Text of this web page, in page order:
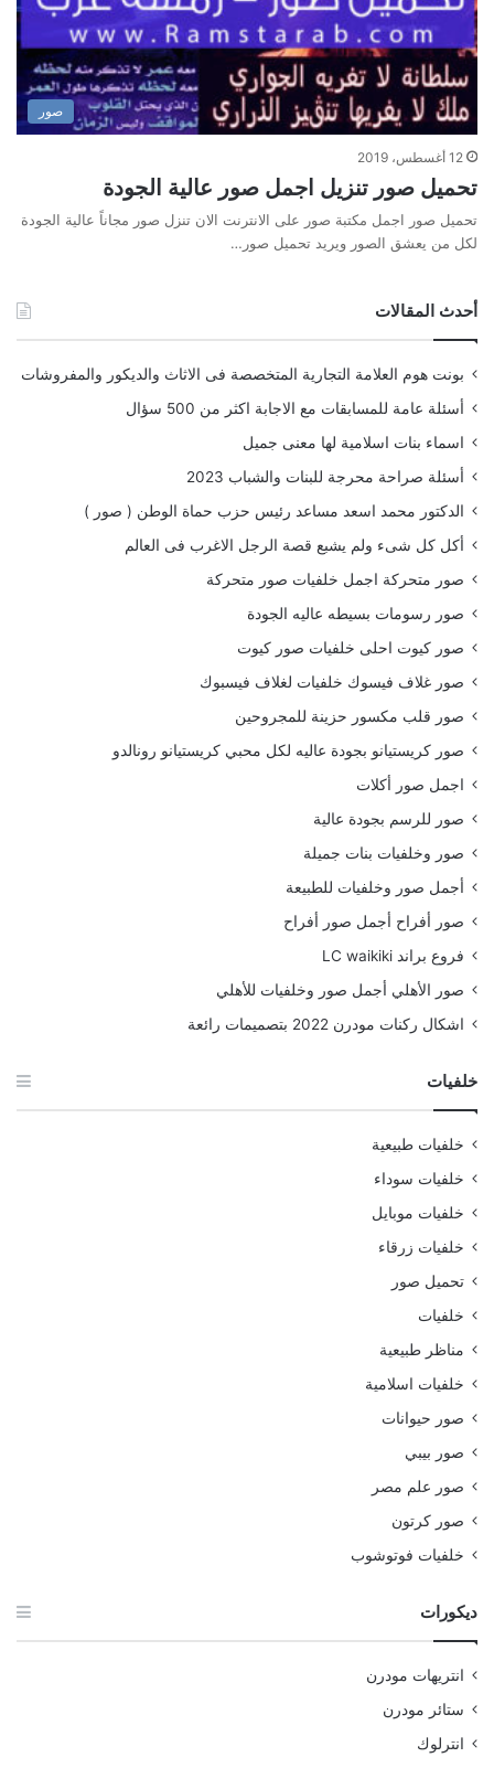
صور
12 أغسطس، 2019
تحميل صور تنزيل اجمل صور عالية الجودة
تحميل صور اجمل مكتبة صور على الانترنت الان تنزل صور مجاناً عالية الجودة
لكل من يعشق الصور ويريد تحميل صور…
أحدث المقالات
بونت هوم العلامة التجارية المتخصصة فى الاثاث والديكور والمفروشات
أسئلة عامة للمسابقات مع الاجابة اكثر من 500 سؤال
اسماء بنات اسلامية لها معنى جميل
أسئلة صراحة محرجة للبنات والشباب 2023
الدكتور محمد اسعد مساعد رئيس حزب حماة الوطن ( صور )
أكل كل شىء ولم يشبع قصة الرجل الاغرب فى العالم
صور متحركة اجمل خلفيات صور متحركة
صور رسومات بسيطه عاليه الجودة
صور كيوت احلى خلفيات صور كيوت
صور غلاف فيسوك خلفيات لغلاف فيسبوك
صور قلب مكسور حزينة للمجروحين
صور كريستيانو بجودة عاليه لكل محبي كريستيانو رونالدو
اجمل صور أكلات
صور للرسم بجودة عالية
صور وخلفيات بنات جميلة
أجمل صور وخلفيات للطبيعة
صور أفراح أجمل صور أفراح
فروع براند LC waikiki
صور الأهلي أجمل صور وخلفيات للأهلي
اشكال ركنات مودرن 2022 بتصميمات رائعة
خلفيات
خلفيات طبيعية
خلفيات سوداء
خلفيات موبايل
خلفيات زرقاء
تحميل صور
خلفيات
مناظر طبيعية
خلفيات اسلامية
صور حيوانات
صور بيبي
صور علم مصر
صور كرتون
خلفيات فوتوشوب
ديكورات
انتريهات مودرن
ستائر مودرن
انترلوك